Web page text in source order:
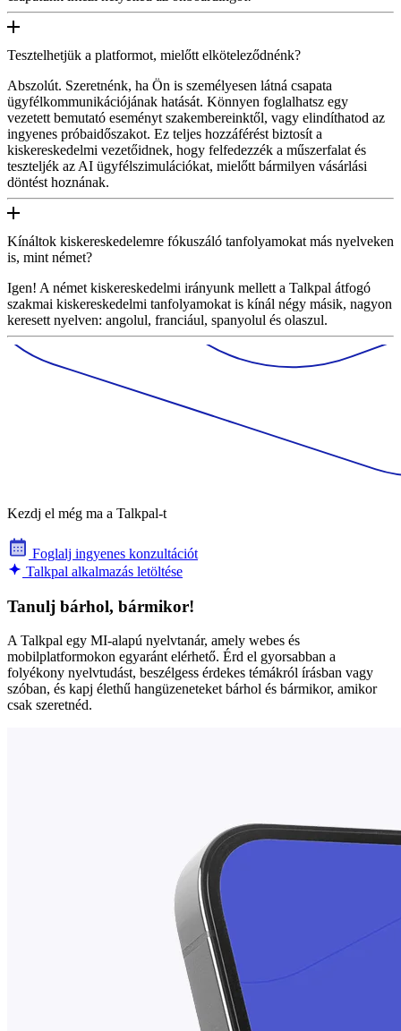
Tesztelhetjük a platformot, mielőtt elköteleződnénk?
Abszolút. Szeretnénk, ha Ön is személyesen látná csapata
ügyfélkommunikációjának hatását. Könnyen foglalhatsz egy
vezetett bemutató eseményt szakembereinktől, vagy elindíthatod az
ingyenes próbaidőszakot. Ez teljes hozzáférést biztosít a
kiskereskedelmi vezetőidnek, hogy felfedezzék a műszerfalat és
teszteljék az AI ügyfélszimulációkat, mielőtt bármilyen vásárlási
döntést hoznának.
Kínáltok kiskereskedelemre fókuszáló tanfolyamokat más nyelveken
is, mint német?
Igen! A német kiskereskedelmi irányunk mellett a Talkpal átfogó
szakmai kiskereskedelmi tanfolyamokat is kínál négy másik, nagyon
keresett nyelven: angolul, franciául, spanyolul és olaszul.
Kezdj el még ma a Talkpal-t
Foglalj ingyenes konzultációt
Talkpal alkalmazás letöltése
Tanulj bárhol, bármikor!
A Talkpal egy MI-alapú nyelvtanár, amely webes és
mobilplatformokon egyaránt elérhető. Érd el gyorsabban a
folyékony nyelvtudást, beszélgess érdekes témákról írásban vagy
szóban, és kapj élethű hangüzeneteket bárhol és bármikor, amikor
csak szeretnéd.